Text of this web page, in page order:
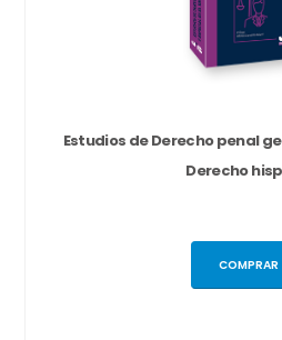
Estudios de Derecho penal
Derecho
COMPRAR